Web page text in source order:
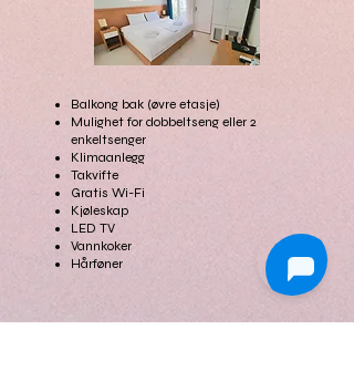
Balkong bak (øvre etasje)
Mulighet for dobbeltseng eller 2
enkeltsenger
Klimaanlegg
Takvifte
Gratis Wi-Fi
Kjøleskap
LED TV
Vannkoker
Hårføner